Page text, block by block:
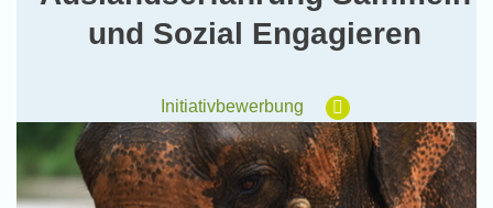
und Sozial Engagieren
Initiativbewerbung